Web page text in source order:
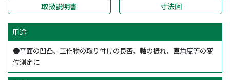
取扱説明書 寸法図
用途
●平面の凹凸、工作物の取り付けの良否、軸の振れ、直角度等の変
位測定に